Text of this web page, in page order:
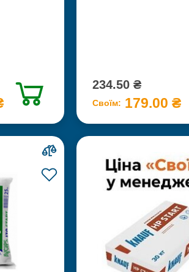
234.50 ₴
Своїм: 179.00 ₴